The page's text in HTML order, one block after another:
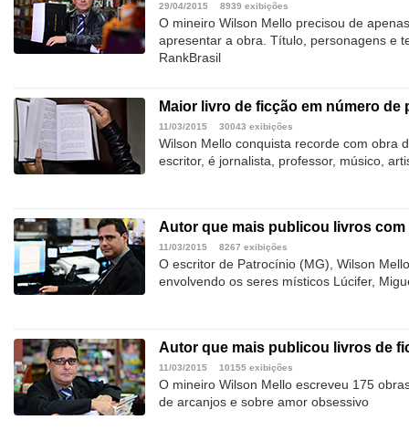
29/04/2015 8939 exibições
O mineiro Wilson Mello precisou de
apresentar a obra. Título, personagens e
RankBrasil
Maior livro de ficção em número de
11/03/2015 30043 exibições
Wilson Mello conquista recorde com obra
escritor, é jornalista, professor, músico,
Autor que mais publicou livros
11/03/2015 8267 exibições
O escritor de Patrocínio (MG), Wilson
envolvendo os seres místicos Lúcifer,
Autor que mais publicou livros de
11/03/2015 10155 exibições
O mineiro Wilson Mello escreveu 175
de arcanjos e sobre amor obsessivo